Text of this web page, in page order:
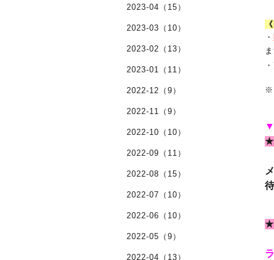
・
※
★
2023-04（15）
2023-03（10）
2023-02（13）
2023-01（11）
2022-12（9）
2022-11（9）
2022-10（10）
2022-09（11）
2022-08（15）
2022-07（10）
2022-06（10）
2022-05（9）
2022-04（13）